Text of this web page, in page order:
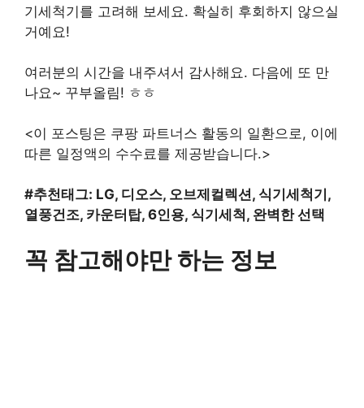
기세척기를 고려해 보세요. 확실히 후회하지 않으실
거예요!
여러분의 시간을 내주셔서 감사해요. 다음에 또 만
나요~ 꾸부올림! ㅎㅎ
<이 포스팅은 쿠팡 파트너스 활동의 일환으로, 이에
따른 일정액의 수수료를 제공받습니다.>
#추천태그: LG, 디오스, 오브제컬렉션, 식기세척기,
열풍건조, 카운터탑, 6인용, 식기세척, 완벽한 선택
꼭 참고해야만 하는 정보